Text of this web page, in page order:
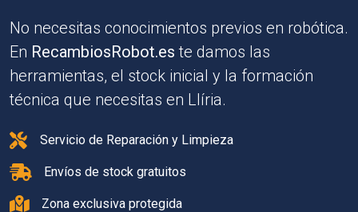
No necesitas conocimientos previos en robótica.
En RecambiosRobot.es te damos las
herramientas, el stock inicial y la formación
técnica que necesitas en Llíria.
Servicio de Reparación y Limpieza
Envíos de stock gratuitos
Zona exclusiva protegida